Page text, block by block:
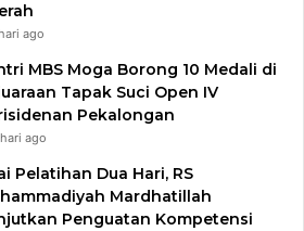
ago
MBS Moga Borong 10 Medali di
Tapak Suci Open IV
Pekalongan
ago
Pelatihan Dua Hari, RS
Mardhatillah
Penguatan Kompetensi